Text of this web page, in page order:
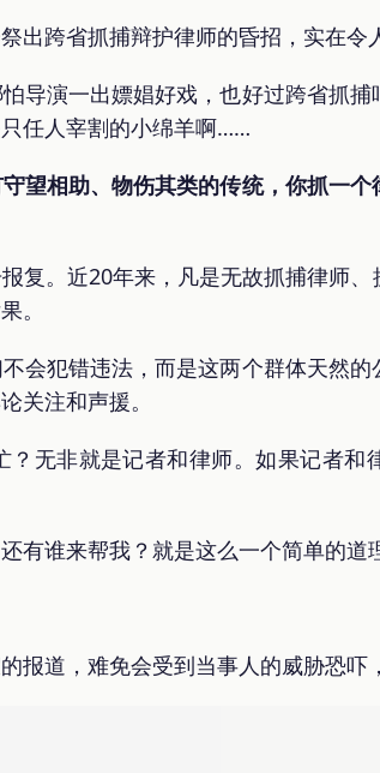
出跨省抓捕辩护律师的昏招，实在令
导演一出嫖娼好戏，也好过跨省抓
任人宰割的小绵羊啊……
望相助、物伤其类的传统，你抓一
复。近20年来，凡是无故抓捕律师
。
会犯错违法，而是这两个群体天然
关注和声援。
无非就是记者和律师。如果记者和
有谁来帮我？就是这么一个简单的道
报道，难免会受到当事人的威胁恐吓